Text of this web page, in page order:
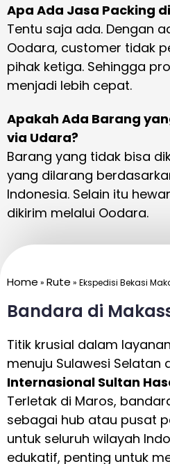
Apa Ada Jasa Packing
Tentu saja ada. Dengan
Oodara, customer tidak
pihak ketiga. Sehingga
menjadi lebih cepat.
Apakah Ada Barang
via Udara?
Barang yang tidak bisa
yang dilarang
Indonesia. Selain itu
dikirim melalui Oodara.
Home » Rute » Ekspedisi Bekasi
Bandara di
Titik krusial dalam
menuju Sulawesi Selatan
Internasional Sultan
Terletak di Maros,
sebagai hub atau pusat
untuk seluruh wilayah
edukatif, penting untuk